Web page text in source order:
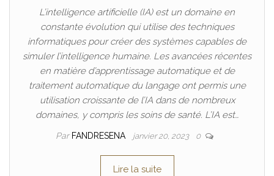
L’intelligence artificielle (IA) est un domaine en
constante évolution qui utilise des techniques
informatiques pour créer des systèmes capables de
simuler l’intelligence humaine. Les avancées récentes
en matière d’apprentissage automatique et de
traitement automatique du langage ont permis une
utilisation croissante de l’IA dans de nombreux
domaines, y compris les soins de santé. L’IA est…
Par FANDRESENA janvier 20, 2023 0
Lire la suite